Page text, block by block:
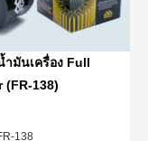
138
ำมันเครื่อง Full
(FR-138)